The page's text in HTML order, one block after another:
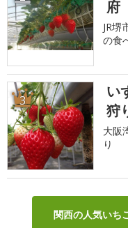
府
JR堺
の食
3
い
狩
大阪
り
関西の人気いち